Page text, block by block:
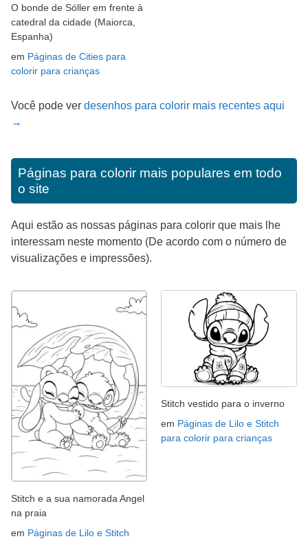
O bonde de Sóller em frente à
catedral da cidade (Maiorca,
Espanha)
em Páginas de Cities para
colorir para crianças
Você pode ver desenhos para colorir mais recentes aqui
→
Páginas para colorir mais populares em todo
o site
Aqui estão as nossas páginas para colorir que mais lhe
interessam neste momento (De acordo com o número de
visualizações e impressões).
Stitch e a sua namorada Angel
na praia
em Páginas de Lilo e Stitch
Stitch vestido para o inverno
em Páginas de Lilo e Stitch
para colorir para crianças